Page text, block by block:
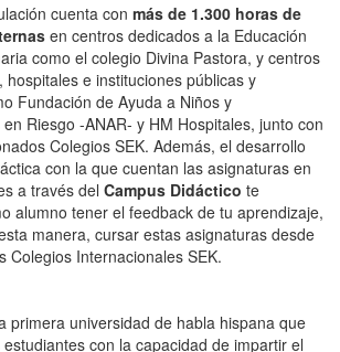
cuenta con más de 1.300 horas de
en centros dedicados a la Educación
como el colegio Divina Pastora, y centros
hospitales e instituciones públicas y
Fundación de Ayuda a Niños y
Riesgo -ANAR- y HM Hospitales, junto con
Colegios SEK. Además, el desarrollo
con la que cuentan las asignaturas en
a través del Campus Didáctico te
alumno tener el feedback de tu aprendizaje,
manera, cursar estas asignaturas desde
Colegios Internacionales SEK.
primera universidad de habla hispana que
con la capacidad de impartir el